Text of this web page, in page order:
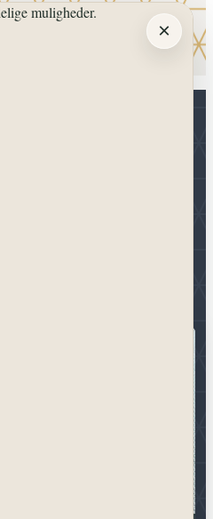
til æske- og
×